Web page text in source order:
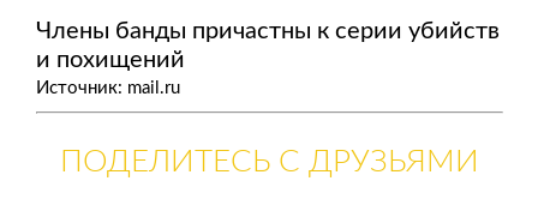
Члены банды причастны к серии убийств
и похищений
Источник: mail.ru
ПОДЕЛИТЕСЬ С ДРУЗЬЯМИ